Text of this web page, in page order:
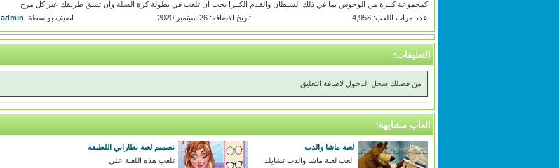
كمجموعة كبيرة من الوحوش بما في ذلك الشيطان والقدم الكبير! يجب أن تلعب في بطولة كرة السلة وأن تشق طريقك عبر كل مرح
عدد مرات اللعب: 4,958
تاريخ الاضافه: 26 سبتمبر 2020 اضيف بواسطة: admin
التعليقات:
من فضلك سجل الدخول لاضافة التعليق
العاب مشابهة:
لعبة ماشا والدب
العب لعبة ماشا والدب تشايلد
تصميم لعبة نظاراتي اللطيفة
تلعب هذه اللعبة على